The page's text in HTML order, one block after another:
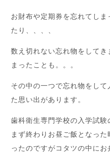
お財布や定期券を忘れてし
たり、、、、
数え切れない忘れ物をして
まったことも。。。
その中の一つで忘れ物をし
た思い出があります。
歯科衛生専門学校の入学試
まず終わりお昼ご飯となっ
ったのですがコタツの中に